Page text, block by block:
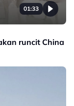
01:33
runcit China